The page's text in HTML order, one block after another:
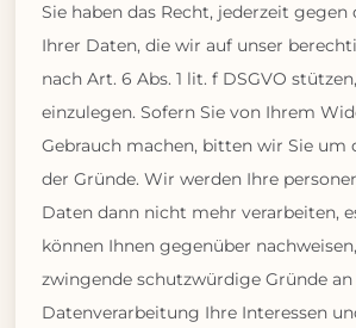
Sie haben das Recht, jederzeit gegen
Ihrer Daten, die wir auf unser
nach Art. 6 Abs. 1 lit. f DSGVO
einzulegen. Sofern Sie von Ihrem
Gebrauch machen, bitten wir Sie um
der Gründe. Wir werden Ihre
Daten dann nicht mehr verarbeiten,
können Ihnen gegenüber
zwingende schutzwürdige Gründe an
Datenverarbeitung Ihre Interessen